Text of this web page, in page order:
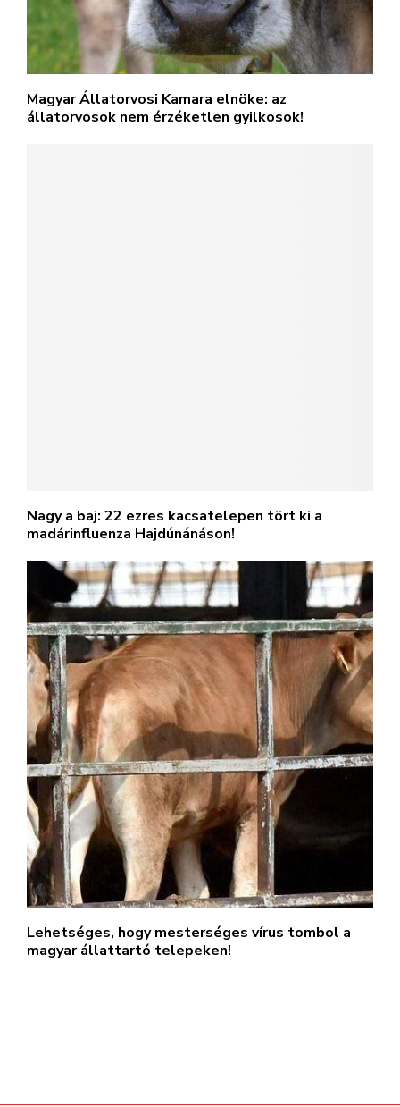
Magyar Állatorvosi Kamara elnöke: az
állatorvosok nem érzéketlen gyilkosok!
Nagy a baj: 22 ezres kacsatelepen tört ki a
madárinfluenza Hajdúnánáson!
Lehetséges, hogy mesterséges vírus tombol a
magyar állattartó telepeken!